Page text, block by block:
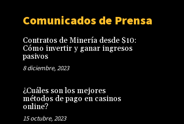
Comunicados de Prensa
Contratos de Minería desde $10:
Cómo invertir y ganar ingresos
pasivos
8 diciembre, 2023
¿Cuáles son los mejores
métodos de pago en casinos
online?
15 octubre, 2023